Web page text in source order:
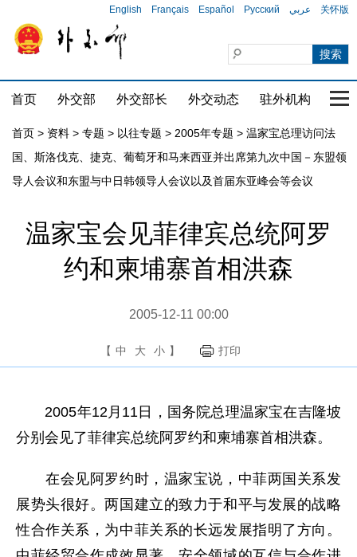
English Français Español Русский عربي 关怀版
首页 外交部 外交部长 外交动态 驻外机构 国
首页 > 资料 > 专题 > 以往专题 > 2005年专题 > 温家宝总理访问法
国、斯洛伐克、捷克、葡萄牙和马来西亚并出席第九次中国－东盟领
导人会议和东盟与中日韩领导人会议以及首届东亚峰会等会议
温家宝会见菲律宾总统阿罗
约和柬埔寨首相洪森
2005-12-11 00:00
【 中 大 小 】 打印
2005年12月11日，国务院总理温家宝在吉隆坡
分别会见了菲律宾总统阿罗约和柬埔寨首相洪森。
在会见阿罗约时，温家宝说，中菲两国关系发
展势头很好。两国建立的致力于和平与发展的战略
性合作关系，为中菲关系的长远发展指明了方向。